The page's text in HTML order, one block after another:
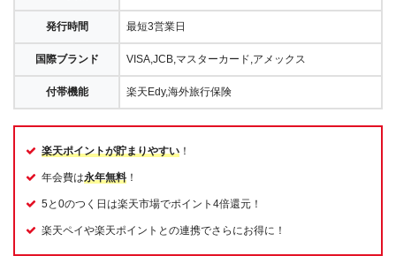
発行時間 最短3営業日
国際ブランド VISA,JCB,マスターカード,アメックス
付帯機能 楽天Edy,海外旅行保険
楽天ポイントが貯まりやすい ！
年会費は永年無料 ！
5と0のつく日は楽天市場でポイント4倍還元！
楽天ペイや楽天ポイントとの連携でさらにお得に！